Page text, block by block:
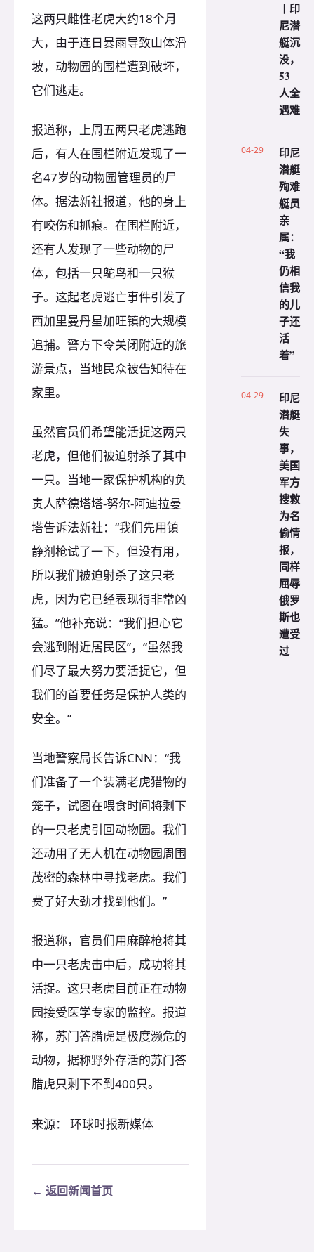
这两只雌性老虎大约18个月
大，由于连日暴雨导致山体滑
坡，动物园的围栏遭到破坏，
它们逃走。
报道称，上周五两只老虎逃跑
后，有人在围栏附近发现了一
名47岁的动物园管理员的尸
体。据法新社报道，他的身上
有咬伤和抓痕。在围栏附近，
还有人发现了一些动物的尸
体，包括一只鸵鸟和一只猴
子。这起老虎逃亡事件引发了
西加里曼丹星加旺镇的大规模
追捕。警方下令关闭附近的旅
游景点，当地民众被告知待在
家里。
虽然官员们希望能活捉这两只
老虎，但他们被迫射杀了其中
一只。当地一家保护机构的负
责人萨德塔塔-努尔-阿迪拉曼
塔告诉法新社：“我们先用镇
静剂枪试了一下，但没有用，
所以我们被迫射杀了这只老
虎，因为它已经表现得非常凶
猛。”他补充说：“我们担心它
会逃到附近居民区”，“虽然我
们尽了最大努力要活捉它，但
我们的首要任务是保护人类的
安全。”
当地警察局长告诉CNN：“我
们准备了一个装满老虎猎物的
笼子，试图在喂食时间将剩下
的一只老虎引回动物园。我们
还动用了无人机在动物园周围
茂密的森林中寻找老虎。我们
费了好大劲才找到他们。”
报道称，官员们用麻醉枪将其
中一只老虎击中后，成功将其
活捉。这只老虎目前正在动物
园接受医学专家的监控。报道
称，苏门答腊虎是极度濒危的
动物，据称野外存活的苏门答
腊虎只剩下不到400只。
来源： 环球时报新媒体
← 返回新闻首页
丨印
尼潜
艇沉
没，
53
人全
遇难
04-29
印尼
潜艇
殉难
艇员
亲
属：
“我
仍相
信我
的儿
子还
活
着”
04-29
印尼
潜艇
失
事，
美国
军方
搜救
为名
偷情
报，
同样
屈辱
俄罗
斯也
遭受
过